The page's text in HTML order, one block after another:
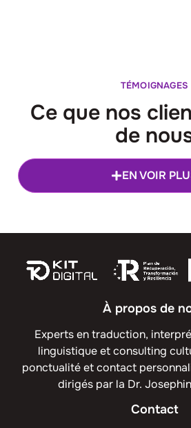
TÉMOIGNAGES
Ce que nos
de
EN VOIR
À propos de
Experts en traduction,
linguistique et consulting
ponctualité et contact
dirigés par la Dr.
Contact